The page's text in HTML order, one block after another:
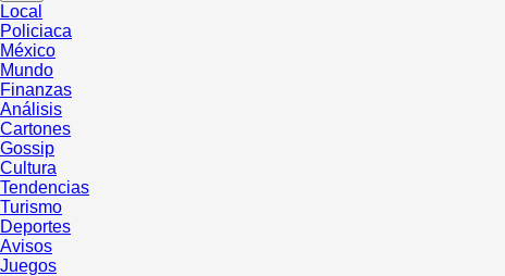
Local
Policiaca
México
Mundo
Finanzas
Análisis
Cartones
Gossip
Cultura
Tendencias
Turismo
Deportes
Avisos
Juegos